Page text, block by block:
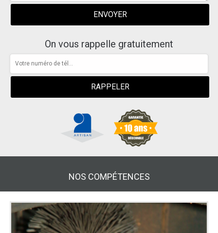
On vous rappelle gratuitement
NOS COMPÉTENCES